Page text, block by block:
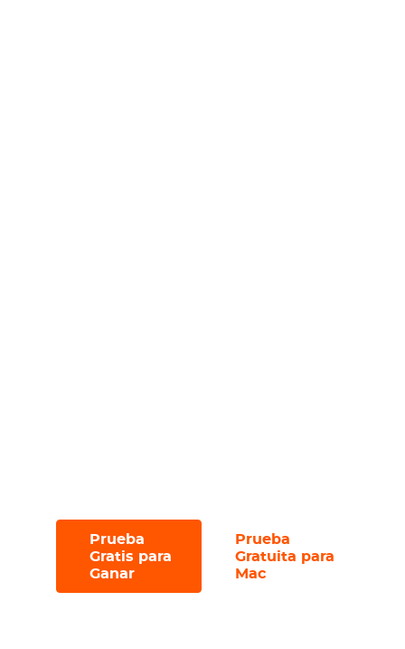
Prueba
Gratis para
Ganar
Prueba
Gratuita para
Mac